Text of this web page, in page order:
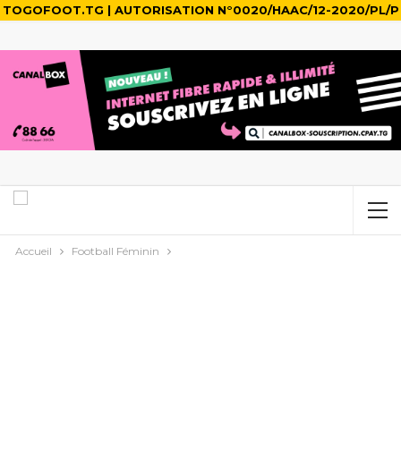
TOGOFOOT.TG | AUTORISATION N°0020/HAAC/12-2020/PL/P
Accueil Football Féminin